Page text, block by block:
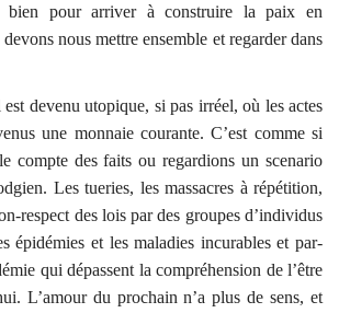
bien pour arriver à construire la paix en
nous mettre ensemble et regarder dans
devenu utopique, si pas irréel, où les actes
une monnaie courante. C’est comme si
compte des faits ou regardions un scenario
Les tueries, les massacres à répétition,
respect des lois par des groupes d’individus
épidémies et les maladies incurables et par-
qui dépassent la compréhension de l’être
L’amour du prochain n’a plus de sens, et